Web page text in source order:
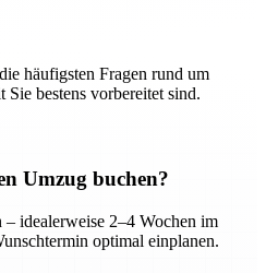
häufigsten Fragen rund um
Sie bestens vorbereitet sind.
Umzug buchen?
idealerweise 2–4 Wochen im
optimal einplanen.